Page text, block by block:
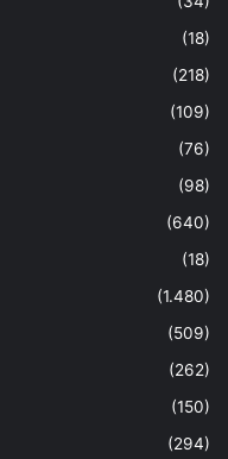
(18)
(218)
(109)
(76)
(98)
(640)
(18)
(1.480)
(509)
(262)
(150)
(294)